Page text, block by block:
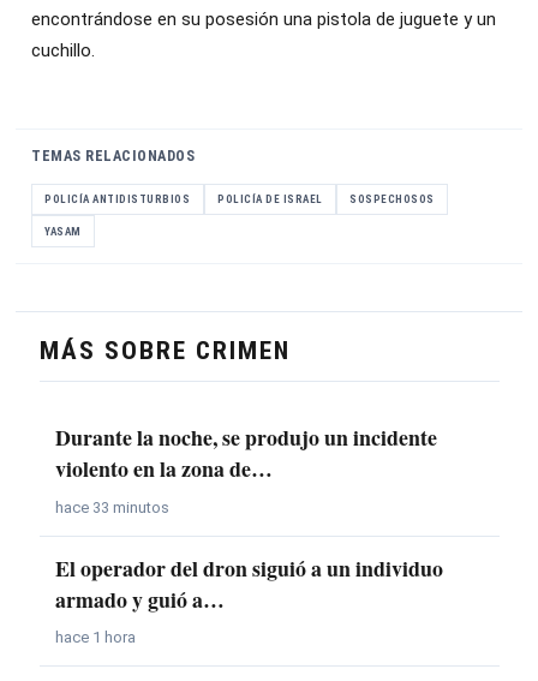
encontrándose en su posesión una pistola de juguete y un
cuchillo.
TEMAS RELACIONADOS
POLICÍA ANTIDISTURBIOS POLICÍA DE ISRAEL SOSPECHOSOS
YASAM
MÁS SOBRE CRIMEN
Durante la noche, se produjo un incidente
violento en la zona de…
hace 33 minutos
El operador del dron siguió a un individuo
armado y guió a…
hace 1 hora